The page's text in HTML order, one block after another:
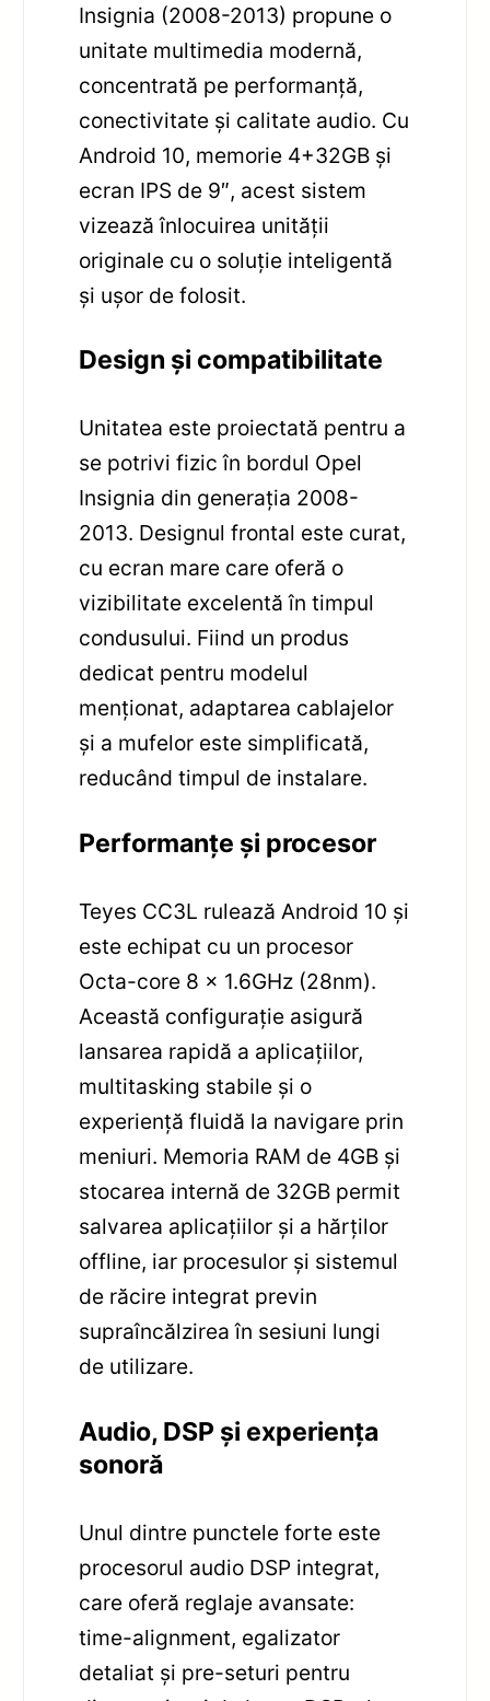
Insignia (2008-2013) propune o
unitate multimedia modernă,
concentrată pe performanță,
conectivitate și calitate audio. Cu
Android 10, memorie 4+32GB și
ecran IPS de 9″, acest sistem
vizează înlocuirea unității
originale cu o soluție inteligentă
și ușor de folosit.
Design și compatibilitate
Unitatea este proiectată pentru a
se potrivi fizic în bordul Opel
Insignia din generaţia 2008-
2013. Designul frontal este curat,
cu ecran mare care oferă o
vizibilitate excelentă în timpul
condusului. Fiind un produs
dedicat pentru modelul
menționat, adaptarea cablajelor
și a mufelor este simplificată,
reducând timpul de instalare.
Performanțe și procesor
Teyes CC3L rulează Android 10 și
este echipat cu un procesor
Octa-core 8 x 1.6GHz (28nm).
Această configurație asigură
lansarea rapidă a aplicațiilor,
multitasking stabile și o
experiență fluidă la navigare prin
meniuri. Memoria RAM de 4GB și
stocarea internă de 32GB permit
salvarea aplicațiilor și a hărților
offline, iar procesulor și sistemul
de răcire integrat previn
supraîncălzirea în sesiuni lungi
de utilizare.
Audio, DSP și experiența
sonoră
Unul dintre punctele forte este
procesorul audio DSP integrat,
care oferă reglaje avansate:
time-alignment, egalizator
detaliat și pre-seturi pentru